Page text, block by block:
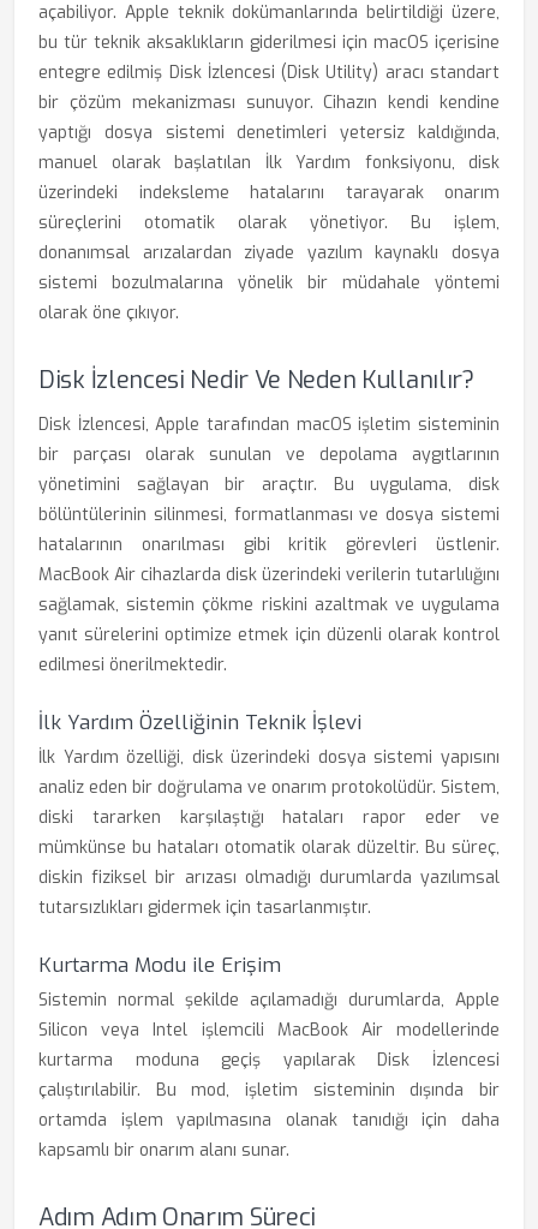
açabiliyor. Apple teknik dokümanlarında belirtildiği üzere,
bu tür teknik aksaklıkların giderilmesi için macOS içerisine
entegre edilmiş Disk İzlencesi (Disk Utility) aracı standart
bir çözüm mekanizması sunuyor. Cihazın kendi kendine
yaptığı dosya sistemi denetimleri yetersiz kaldığında,
manuel olarak başlatılan İlk Yardım fonksiyonu, disk
üzerindeki indeksleme hatalarını tarayarak onarım
süreçlerini otomatik olarak yönetiyor. Bu işlem,
donanımsal arızalardan ziyade yazılım kaynaklı dosya
sistemi bozulmalarına yönelik bir müdahale yöntemi
olarak öne çıkıyor.
Disk İzlencesi Nedir Ve Neden Kullanılır?
Disk İzlencesi, Apple tarafından macOS işletim sisteminin
bir parçası olarak sunulan ve depolama aygıtlarının
yönetimini sağlayan bir araçtır. Bu uygulama, disk
bölüntülerinin silinmesi, formatlanması ve dosya sistemi
hatalarının onarılması gibi kritik görevleri üstlenir.
MacBook Air cihazlarda disk üzerindeki verilerin tutarlılığını
sağlamak, sistemin çökme riskini azaltmak ve uygulama
yanıt sürelerini optimize etmek için düzenli olarak kontrol
edilmesi önerilmektedir.
İlk Yardım Özelliğinin Teknik İşlevi
İlk Yardım özelliği, disk üzerindeki dosya sistemi yapısını
analiz eden bir doğrulama ve onarım protokolüdür. Sistem,
diski tararken karşılaştığı hataları rapor eder ve
mümkünse bu hataları otomatik olarak düzeltir. Bu süreç,
diskin fiziksel bir arızası olmadığı durumlarda yazılımsal
tutarsızlıkları gidermek için tasarlanmıştır.
Kurtarma Modu ile Erişim
Sistemin normal şekilde açılamadığı durumlarda, Apple
Silicon veya Intel işlemcili MacBook Air modellerinde
kurtarma moduna geçiş yapılarak Disk İzlencesi
çalıştırılabilir. Bu mod, işletim sisteminin dışında bir
ortamda işlem yapılmasına olanak tanıdığı için daha
kapsamlı bir onarım alanı sunar.
Adım Adım Onarım Süreci